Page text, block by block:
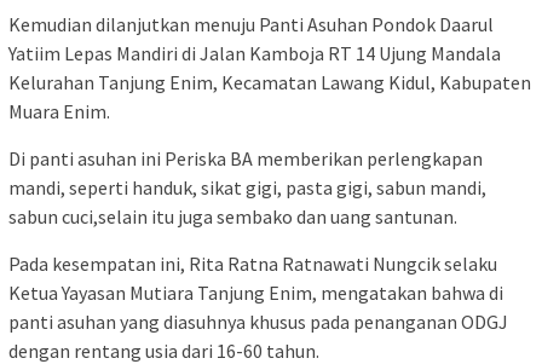
Kemudian dilanjutkan menuju Panti Asuhan Pondok Daarul
Yatiim Lepas Mandiri di Jalan Kamboja RT 14 Ujung Mandala
Kelurahan Tanjung Enim, Kecamatan Lawang Kidul, Kabupaten
Muara Enim.
Di panti asuhan ini Periska BA memberikan perlengkapan
mandi, seperti handuk, sikat gigi, pasta gigi, sabun mandi,
sabun cuci,selain itu juga sembako dan uang santunan.
Pada kesempatan ini, Rita Ratna Ratnawati Nungcik selaku
Ketua Yayasan Mutiara Tanjung Enim, mengatakan bahwa di
panti asuhan yang diasuhnya khusus pada penanganan ODGJ
dengan rentang usia dari 16-60 tahun.